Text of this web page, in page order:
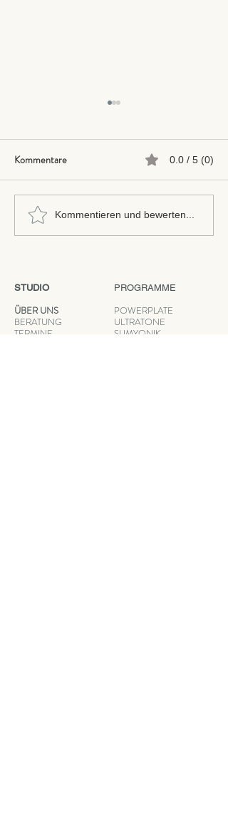
Kommentare 0.0 / 5 (0)
Kommentieren und bewerten...
STUDIO
ÜBER UNS
BERATUNG
TERMINE
PROGRAMME
POWERPLATE
ULTRATONE
SLIMYONIK